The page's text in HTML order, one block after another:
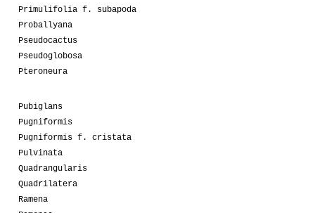
Primulifolia f. subapoda
Proballyana
Pseudocactus
Pseudoglobosa
Pteroneura
Pubiglans
Pugniformis
Pugniformis f. cristata
Pulvinata
Quadrangularis
Quadrilatera
Ramena